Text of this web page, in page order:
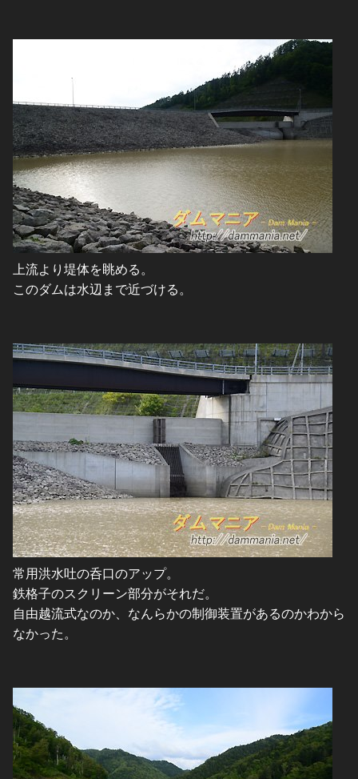
上流より堤体を眺める。
このダムは水辺まで近づける。
常用洪水吐の呑口のアップ。
鉄格子のスクリーン部分がそれだ。
自由越流式なのか、なんらかの制御装置があるのかわから
なかった。